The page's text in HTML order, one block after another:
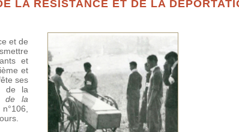
LA RÉSISTANCE ET DE LA
et de
et
et
ses
de la
de la